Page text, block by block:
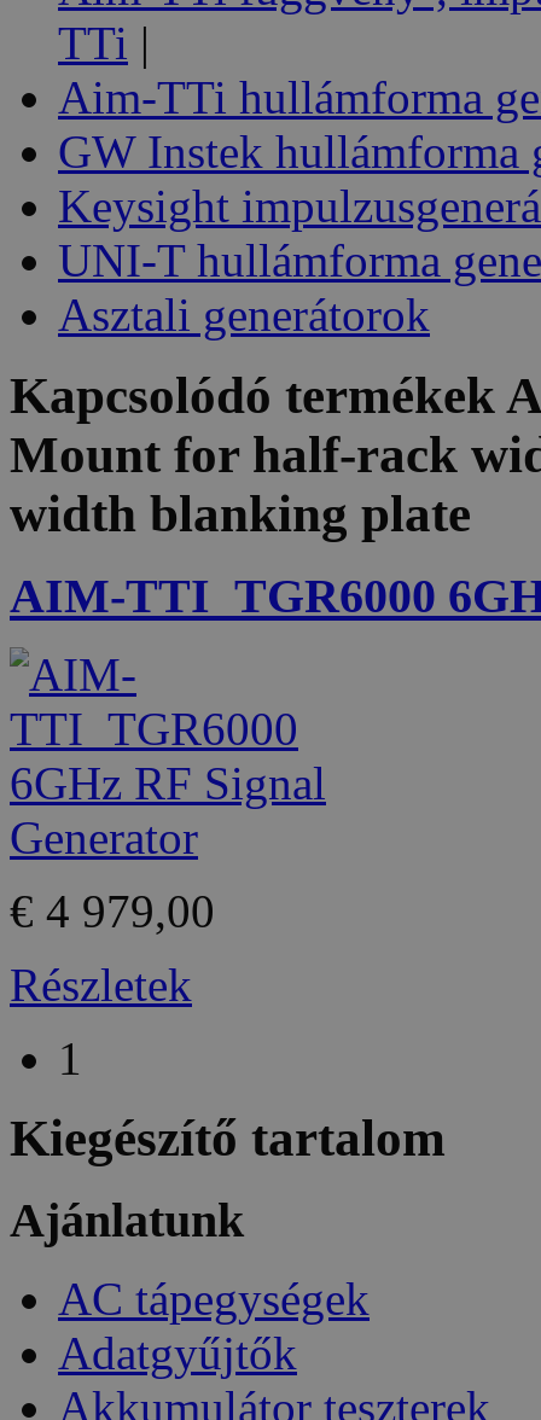
TTi |
Aim-TTi hullámforma
GW Instek hullámforma
Keysight
UNI-T hullámforma
Asztali generátorok
Kapcsolódó termékek
Mount for half-rack
width blanking plate
AIM-TTI_TGR6000
€ 4 979,00
Részletek
1
Kiegészítő tartalom
Ajánlatunk
AC tápegységek
Adatgyűjtők
Akkumulátor teszterek